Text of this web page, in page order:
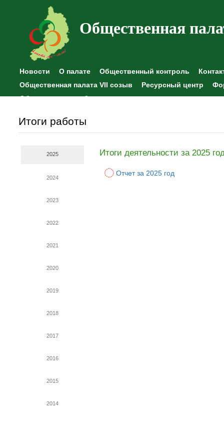
Общественная
Новости О палате Общественный контроль
Общественная палата VII созыв
Ресурсный центр
Общественные наблюдения
Итоги работы
2025
2024
2023
2022
2021
2020
2019
2018
2017
2016
2015
2014
Итоги деятельности за 2025
Отчет за 2025 год